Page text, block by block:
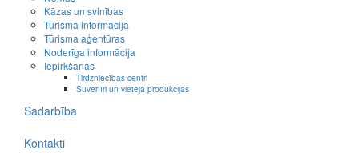
Kāzas un svinības
Tūrisma informācija
Tūrisma aģentūras
Noderīga informācija
Iepirkšanās
Tirdzniecības centri
Suvenīri un vietējā produkcijas
Sadarbība
Kontakti